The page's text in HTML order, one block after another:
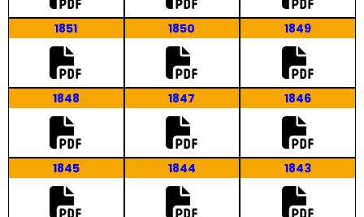
1851 1850 1849
1848 1847 1846
1845 1844 1843